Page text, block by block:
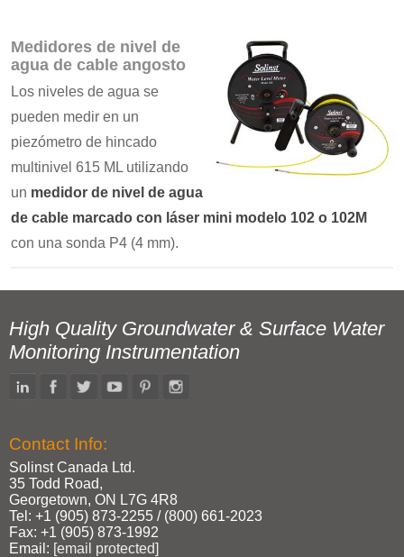
Medidores de nivel de
agua de cable angosto
Los niveles de agua se
pueden medir en un
piezómetro de hincado
multinivel 615 ML utilizando
un medidor de nivel de agua
de cable marcado con láser mini modelo 102 o 102M
con una sonda P4 (4 mm).
High Quality Groundwater & Surface Water
Monitoring Instrumentation
Contact Info:
Solinst Canada Ltd.
35 Todd Road,
Georgetown, ON L7G 4R8
Tel: +1 (905) 873‑2255 / (800) 661‑2023
Fax: +1 (905) 873‑1992
Email: [email protected]